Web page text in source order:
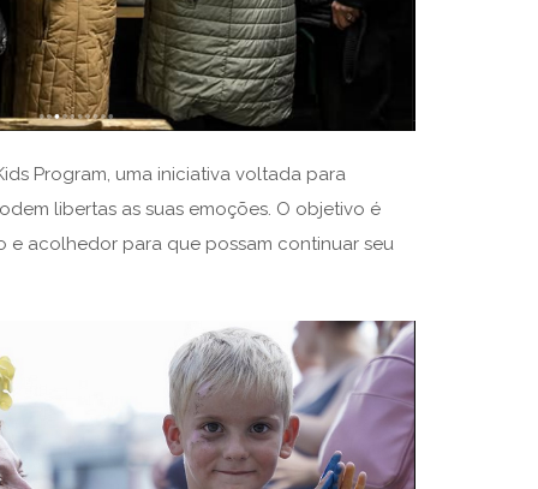
Program, uma iniciativa voltada para
libertas as suas emoções. O objetivo é
acolhedor para que possam continuar seu